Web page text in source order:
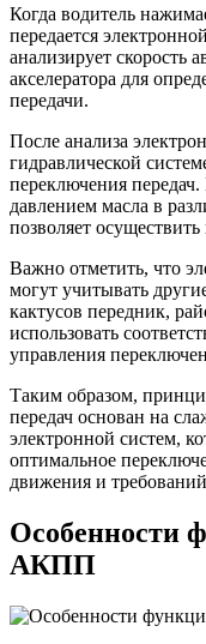
Когда водитель
передается
анализирует скорость
акселератора для
передачи.
После анализа
гидравлической
переключения
давлением масла в
позволяет
Важно отметить, что
могут учитывать
кактусов передник,
использовать
управления
Таким образом,
передач основан на
электронной систем,
оптимальное
движения и
Особенности
АКПП